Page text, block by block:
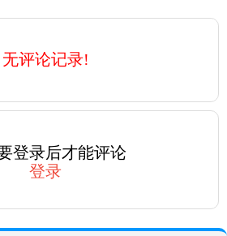
无评论记录!
登录后才能评论
登录